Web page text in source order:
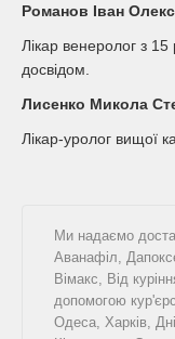
Романов Iван
Лікар венеролог з
досвідом.
Лисенко Микола
Лікар-уролог вищої
Ми надаємо
Аванафіл
Вімакс
Від
допомогою
Одеса, Харків,